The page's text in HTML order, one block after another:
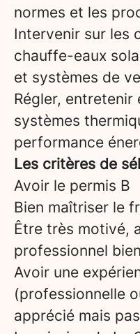
normes et les
Intervenir sur les
chauffe-eaux
et systèmes de
Régler, entretenir
systèmes
performance
Les critères de
Avoir le permis B
Bien maîtriser le
Être très motivé,
professionnel
Avoir une
(professionnelle
apprécié mais